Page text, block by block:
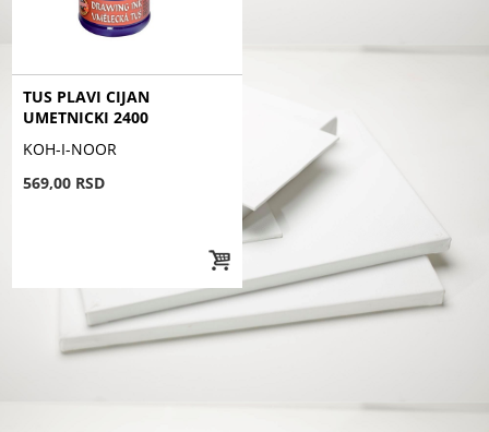
TUS PLAVI CIJAN
UMETNICKI 2400
KOH-I-NOOR
569,00 RSD